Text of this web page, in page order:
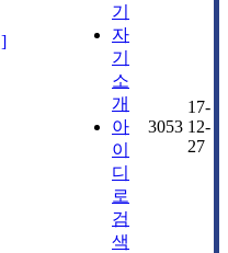
기
자
기
소
개
아
이
디
로
검
색
3053
17-
12-
27